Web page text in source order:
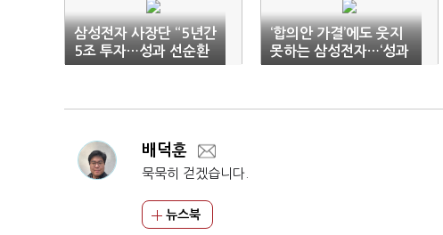
삼성전자 사장단 “5년간
5조 투자…성과 선순환
사회적 책임 강화”
‘합의안 가결’에도 웃지
못하는 삼성전자…‘성과
급 갈등’ 2라운드
배덕훈
묵묵히 걷겠습니다.
뉴스북